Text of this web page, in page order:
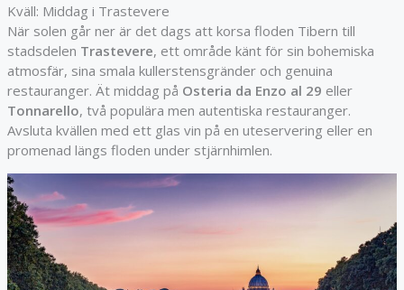
Kväll: Middag i Trastevere
När solen går ner är det dags att korsa floden Tibern till
stadsdelen Trastevere, ett område känt för sin bohemiska
atmosfär, sina smala kullerstensgränder och genuina
restauranger. Ät middag på Osteria da Enzo al 29 eller
Tonnarello, två populära men autentiska restauranger.
Avsluta kvällen med ett glas vin på en uteservering eller en
promenad längs floden under stjärnhimlen.